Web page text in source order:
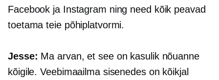
Facebook ja Instagram ning need kõik peavad
toetama teie põhiplatvormi.
Jesse: Ma arvan, et see on kasulik nõuanne
kõigile. Veebimaailma sisenedes on kõikjal